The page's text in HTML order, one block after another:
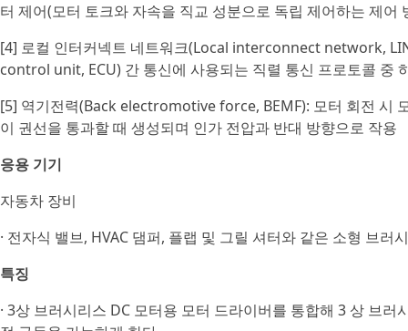
터 제어(모터 토크와 자속을 직교 성분으로 독립 제어하는 제어
[4] 로컬 인터커넥트 네트워크(Local interconnect network,
control unit, ECU) 간 통신에 사용되는 직렬 통신 프로토콜 중
[5] 역기전력(Back electromotive force, BEMF): 모터 회전 시
이 권선을 통과할 때 생성되며 인가 전압과 반대 방향으로 작용
응용 기기
자동차 장비
· 전자식 밸브, HVAC 댐퍼, 플랩 및 그릴 셔터와 같은 소형 브러
특징
· 3상 브러시리스 DC 모터용 모터 드라이버를 통합해 3 상 브